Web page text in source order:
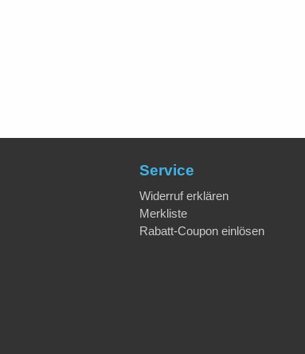
Service
Widerruf erklären
Merkliste
Rabatt-Coupon einlösen